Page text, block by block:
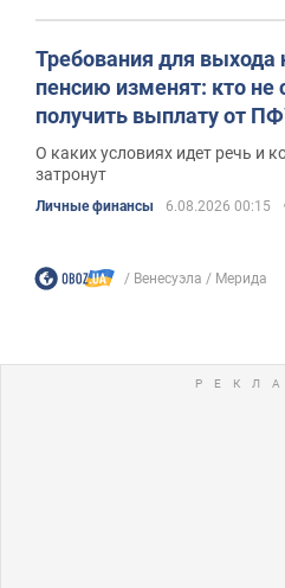
Требования для выхода
пенсию изменят: кто
получить выплату от
О каких условиях идет речь и
затронут
Личные финансы 6.08.2026 00:15
Венесуэла Мерида